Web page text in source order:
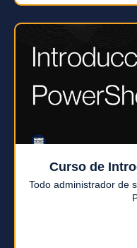
Curso de
Todo administrador de